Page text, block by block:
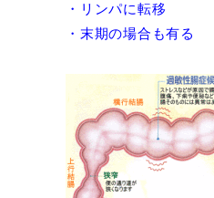
・リンパに転移
・末期の場合も有る